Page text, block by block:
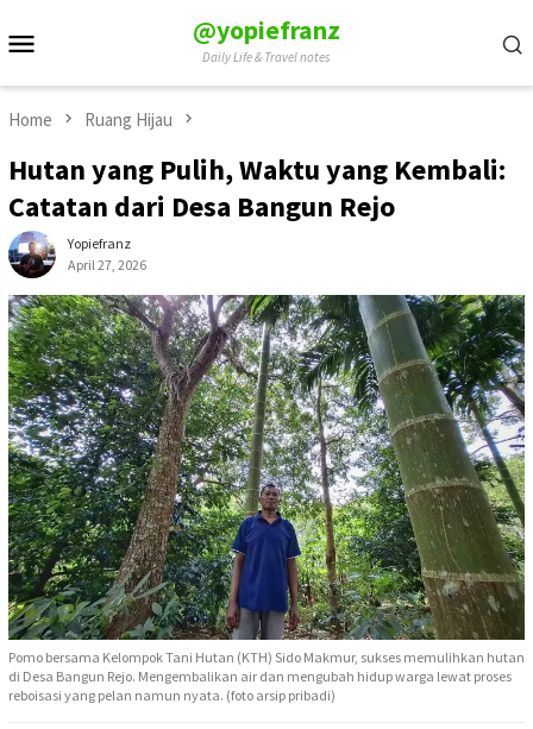
to
@yopiefranz
Daily Life & Travel notes
Home Ruang Hijau
Hutan yang Pulih, Waktu yang Kembali:
Catatan dari Desa Bangun Rejo
Yopiefranz
April 27, 2026
Pomo bersama Kelompok Tani Hutan (KTH) Sido Makmur, sukses memulihkan hutan
di Desa Bangun Rejo. Mengembalikan air dan mengubah hidup warga lewat proses
reboisasi yang pelan namun nyata. (foto arsip pribadi)